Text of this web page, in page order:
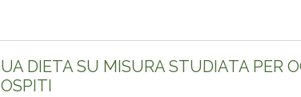
UA DIETA SU MISURA STUDIATA PER
OSPITI